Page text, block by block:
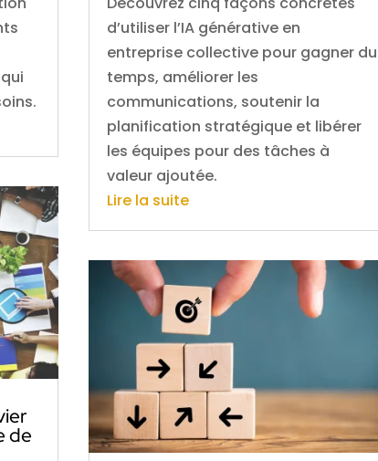
de
d’utiliser l’IA générative en
entreprise collective pour gagner du
temps, améliorer les
communications, soutenir la
planification stratégique et libérer
les équipes pour des tâches à
valeur ajoutée.
Lire la suite